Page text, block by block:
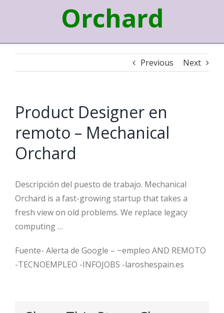
Orchard
Previous Next
Product Designer en
remoto – Mechanical
Orchard
Descripción del puesto de trabajo. Mechanical
Orchard is a fast-growing startup that takes a
fresh view on old problems. We replace legacy
computing …
Fuente- Alerta de Google – ~empleo AND REMOTO
-TECNOEMPLEO -INFOJOBS -laroshespain.es